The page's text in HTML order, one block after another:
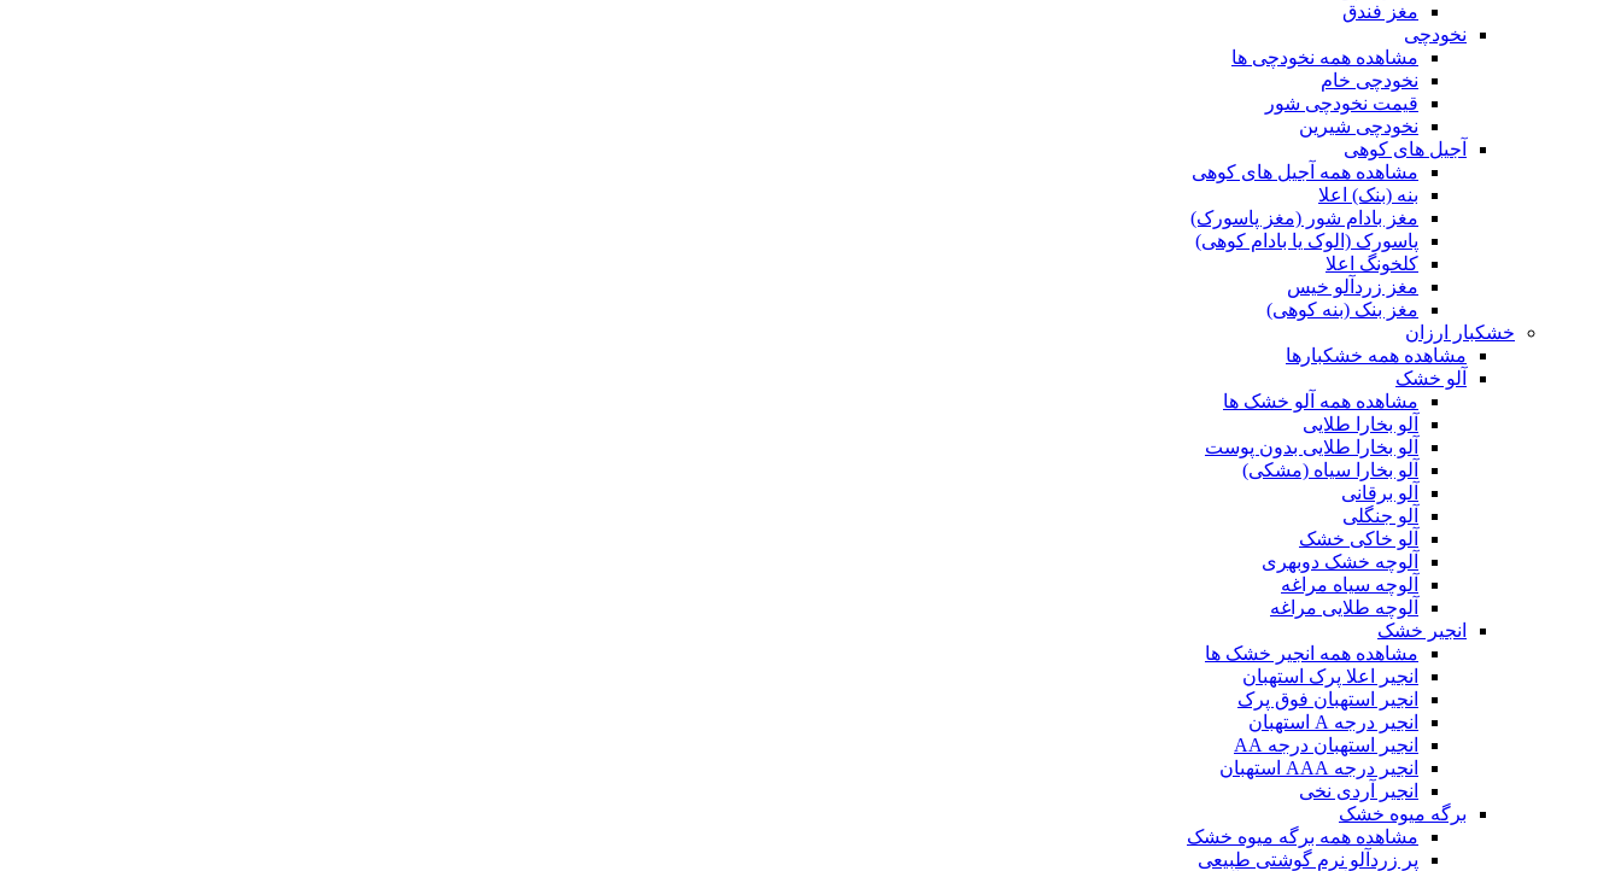
مغز فندق
نخودچی
مشاهده همه نخودچی ها
نخودچی خام
قیمت نخودچی شور
نخودچی شیرین
آجیل های کوهی
مشاهده همه آجیل های کوهی
بنه (بنک) اعلا
مغز بادام شور (مغز پاسورک)
پاسورک (الوک یا بادام کوهی)
کلخونگ اعلا
مغز زردآلو خیس
مغز بنک (بنه کوهی)
خشکبار ارزان
مشاهده همه خشکبارها
آلو خشک
مشاهده همه آلو خشک ها
آلو بخارا طلایی
آلو بخارا طلایی بدون پوست
آلو بخارا سیاه (مشکی)
آلو برقانی
آلو جنگلی
آلو خاکی خشک
آلوچه خشک دوبهری
آلوچه سیاه مراغه
آلوچه طلایی مراغه
انجیر خشک
مشاهده همه انجیر خشک ها
انجیر اعلا پرک استهبان
انجیر استهبان فوق پرک
انجیر درجه A استهبان
انجیر استهبان درجه AA
انجیر درجه AAA استهبان
انجیر آردی نخی
برگه میوه خشک
مشاهده همه برگه میوه خشک
پر زردآلو نرم گوشتی طبیعی